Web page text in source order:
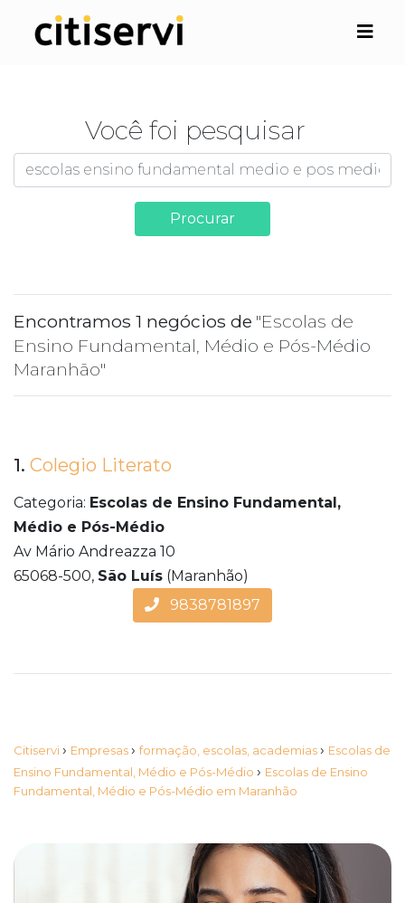
Você foi pesquisar
Procurar
Encontramos 1 negócios de "Escolas de
Ensino Fundamental, Médio e Pós-Médio
Maranhão"
1. Colegio Literato
Categoria: Escolas de Ensino Fundamental,
Médio e Pós-Médio
Av Mário Andreazza 10
65068-500, São Luís (Maranhão)
9838781897
Citiservi › Empresas ›formação, escolas, academias › Escolas de
Ensino Fundamental, Médio e Pós-Médio › Escolas de Ensino
Fundamental, Médio e Pós-Médio em Maranhão